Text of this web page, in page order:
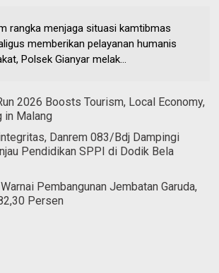
rangka menjaga situasi kamtibmas
memberikan pelayanan humanis
Polsek Gianyar melak...
2026 Boosts Tourism, Local Economy,
in Malang
Danrem 083/Bdj Dampingi
Pendidikan SPPI di Dodik Bela
Pembangunan Jembatan Garuda,
Persen